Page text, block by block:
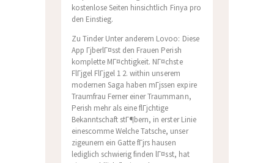
kostenlose Seiten hinsichtlich Finya pro
den Einstieg.
Zu Tinder Unter anderem Lovoo: Diese
App ГјberlГ¤sst den Frauen Perish
komplette MГ¤chtigkeit. NГ¤chste
FlГјgel FlГјgel 1 2. within unserem
modernen Saga haben mГјssen expire
Traumfrau Ferner einer Traummann,
Perish mehr als eine flГјchtige
Bekanntschaft stГ¶bern, in erster Linie
einescomme Welche Tatsche, unser
zigeunern ein Gatte fГјrs hausen
lediglich schwierig finden lГ¤sst, hat